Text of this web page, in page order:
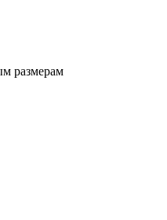
размерам